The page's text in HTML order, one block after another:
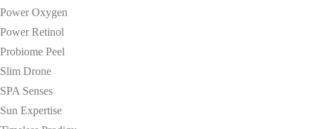
Power Oxygen
Power Retinol
Probiome Peel
Slim Drone
SPA Senses
Sun Expertise